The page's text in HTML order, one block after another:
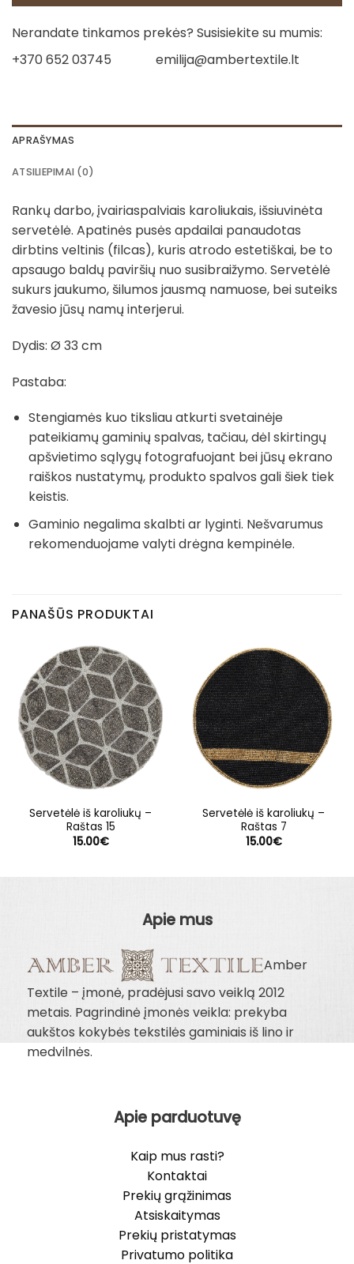
Nerandate tinkamos prekės? Susisiekite su mumis:
+370 652 03745
emilija@ambertextile.lt
APRAŠYMAS
ATSILIEPIMAI (0)
Rankų darbo, įvairiaspalviais karoliukais, išsiuvinėta
servetėlė. Apatinės pusės apdailai panaudotas
dirbtins veltinis (filcas), kuris atrodo estetiškai, be to
apsaugo baldų paviršių nuo susibraižymo. Servetėlė
sukurs jaukumo, šilumos jausmą namuose, bei suteiks
žavesio jūsų namų interjerui.
Dydis: Ø 33 cm
Pastaba:
Stengiamės kuo tiksliau atkurti svetainėje
pateikiamų gaminių spalvas, tačiau, dėl skirtingų
apšvietimo sąlygų fotografuojant bei jūsų ekrano
raiškos nustatymų, produkto spalvos gali šiek tiek
keistis.
Gaminio negalima skalbti ar lyginti. Nešvarumus
rekomenduojame valyti drėgna kempinėle.
PANAŠŪS PRODUKTAI
Servetėlė iš karoliukų –
Raštas 15
15.00€
Servetėlė iš karoliukų –
Raštas 7
15.00€
Apie mus
Amber
Textile – įmonė, pradėjusi savo veiklą 2012
metais. Pagrindinė įmonės veikla: prekyba
aukštos kokybės tekstilės gaminiais iš lino ir
medvilnės.
Apie parduotuvę
Kaip mus rasti?
Kontaktai
Prekių grąžinimas
Atsiskaitymas
Prekių pristatymas
Privatumo politika